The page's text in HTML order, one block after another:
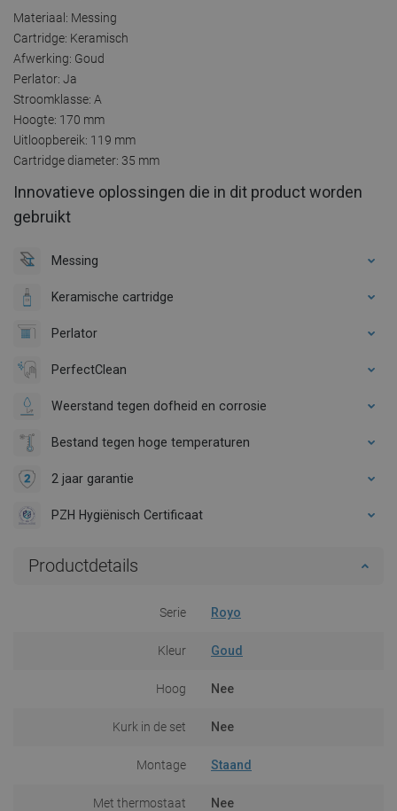
Materiaal: Messing
Cartridge: Keramisch
Afwerking: Goud
Perlator: Ja
Stroomklasse: A
Hoogte: 170 mm
Uitloopbereik: 119 mm
Cartridge diameter: 35 mm
Innovatieve oplossingen die in dit product worden
gebruikt
Messing
Keramische cartridge
Perlator
PerfectClean
Weerstand tegen dofheid en corrosie
Bestand tegen hoge temperaturen
2 jaar garantie
PZH Hygiënisch Certificaat
Productdetails
Serie Royo
Kleur Goud
Hoog Nee
Kurk in de set Nee
Montage Staand
Met thermostaat Nee